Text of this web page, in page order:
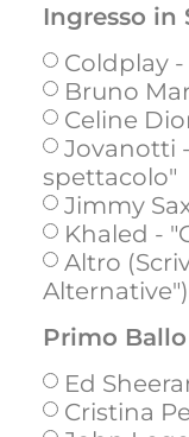
Ingresso in
Coldplay -
Bruno
Celine
Jovanotti
spettacolo"
Jimmy
Khaled -
Altro
Alternative")
Primo Ballo
Ed
Cristina